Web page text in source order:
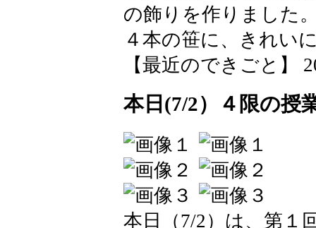
の飾りを作りました
４本の笹に、きれい
【最近のできごと】
本日(7/2）４限の授
本日（7/2）は、第１